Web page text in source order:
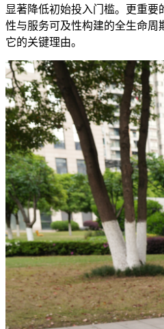
显著降低初始投入门槛。更重
性与服务可及性构建的全生命周
它的关键理由。